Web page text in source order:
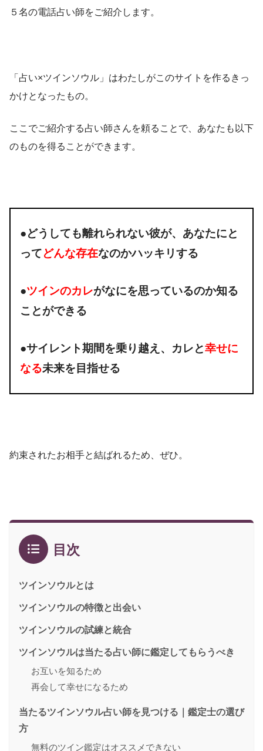
５名の電話占い師をご紹介します。
「占い×ツインソウル」はわたしがこのサイトを作るきっ
かけとなったもの。
ここでご紹介する占い師さんを頼ることで、あなたも以下
のものを得ることができます。
●どうしても離れられない彼が、あなたにと
ってどんな存在なのかハッキリする
●ツインのカレがなにを思っているのか知る
ことができる
●サイレント期間を乗り越え、カレと幸せに
なる未来を目指せる
約束されたお相手と結ばれるため、ぜひ。
目次
ツインソウルとは
ツインソウルの特徴と出会い
ツインソウルの試練と統合
ツインソウルは当たる占い師に鑑定してもらうべき
お互いを知るため
再会して幸せになるため
当たるツインソウル占い師を見つける｜鑑定士の選び
方
無料のツイン鑑定はオススメできない